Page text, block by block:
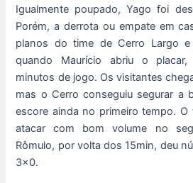
Igualmente poupado, Yago foi
Porém, a derrota ou empate em
planos do time de Cerro Largo
quando Maurício abriu o
minutos de jogo. Os visitantes
mas o Cerro conseguiu segurar a
escore ainda no primeiro tempo.
atacar com bom volume no
Rômulo, por volta dos 15min, deu
3×0.